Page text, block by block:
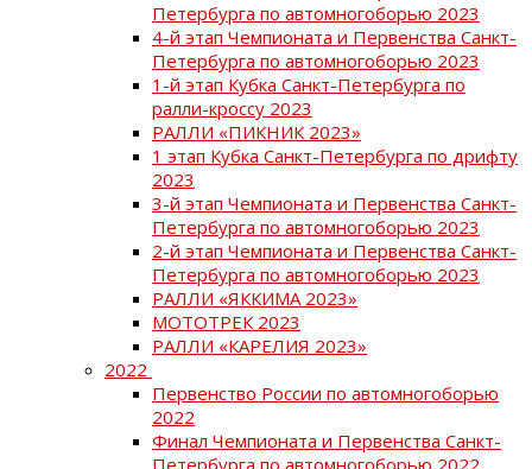
Петербурга по автомногоборью 2023
4-й этап Чемпионата и Первенства Санкт-
Петербурга по автомногоборью 2023
1-й этап Кубка Санкт-Петербурга по
ралли-кроссу 2023
РАЛЛИ «ПИКНИК 2023»
1 этап Кубка Санкт-Петербурга по дрифту
2023
3-й этап Чемпионата и Первенства Санкт-
Петербурга по автомногоборью 2023
2-й этап Чемпионата и Первенства Санкт-
Петербурга по автомногоборью 2023
РАЛЛИ «ЯККИМА 2023»
МОТОТРЕК 2023
РАЛЛИ «КАРЕЛИЯ 2023»
2022
Первенство России по автомногоборью
2022
Финал Чемпионата и Первенства Санкт-
Петербурга по автомногоборью 2022